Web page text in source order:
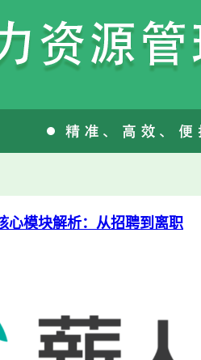
心模块解析：从招聘到离职